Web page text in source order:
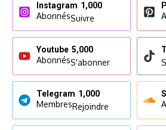
Instagram 1,000
AbonnésSuivre
Youtube 5,000
AbonnésS'abonner
Telegram 1,000
MembresRejoindre